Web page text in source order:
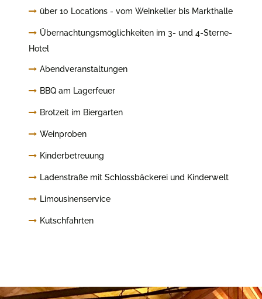
über 10 Locations - vom Weinkeller bis Markthalle
Übernachtungsmöglichkeiten im 3- und 4-Sterne-
Hotel
Abendveranstaltungen
BBQ am Lagerfeuer
Brotzeit im Biergarten
Weinproben
Kinderbetreuung
Ladenstraße mit Schlossbäckerei und Kinderwelt
Limousinenservice
Kutschfahrten